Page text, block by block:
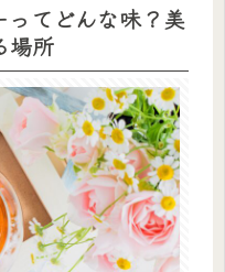
ってどんな味？美
場所